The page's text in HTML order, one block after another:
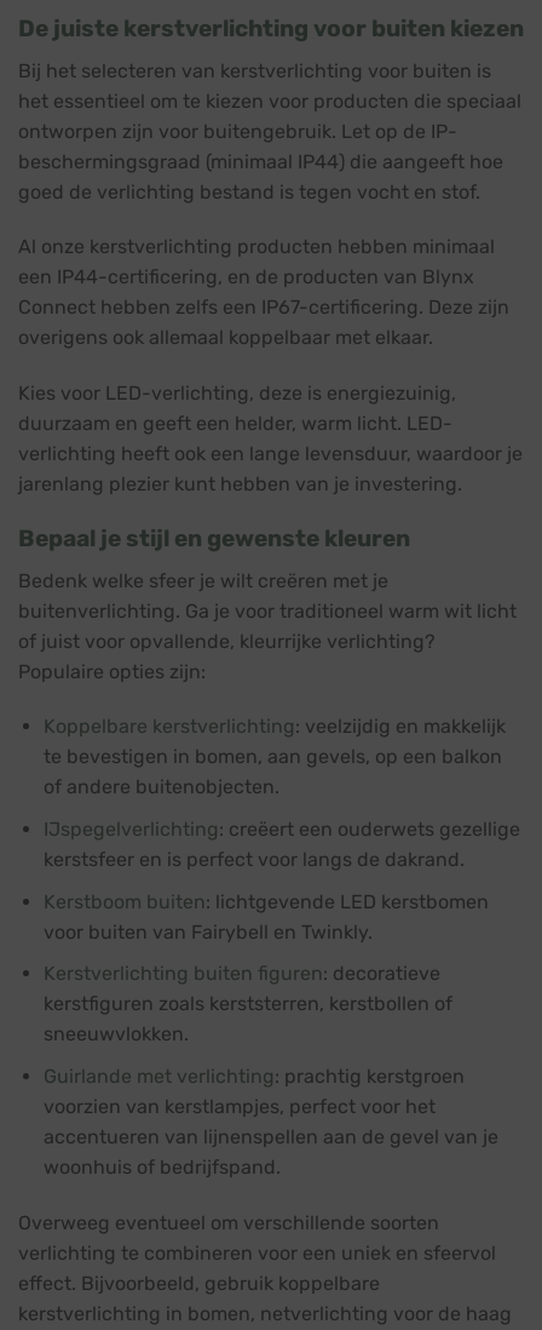
De juiste kerstverlichting voor buiten kiezen
Bij het selecteren van kerstverlichting voor buiten is
het essentieel om te kiezen voor producten die speciaal
ontworpen zijn voor buitengebruik. Let op de IP-
beschermingsgraad (minimaal IP44) die aangeeft hoe
goed de verlichting bestand is tegen vocht en stof.
Al onze kerstverlichting producten hebben minimaal
een IP44-certificering, en de producten van Blynx
Connect hebben zelfs een IP67-certificering. Deze zijn
overigens ook allemaal koppelbaar met elkaar.
Kies voor LED-verlichting, deze is energiezuinig,
duurzaam en geeft een helder, warm licht. LED-
verlichting heeft ook een lange levensduur, waardoor je
jarenlang plezier kunt hebben van je investering.
Bepaal je stijl en gewenste kleuren
Bedenk welke sfeer je wilt creëren met je
buitenverlichting. Ga je voor traditioneel warm wit licht
of juist voor opvallende, kleurrijke verlichting?
Populaire opties zijn:
Koppelbare kerstverlichting: veelzijdig en makkelijk
te bevestigen in bomen, aan gevels, op een balkon
of andere buitenobjecten.
IJspegelverlichting: creëert een ouderwets gezellige
kerstsfeer en is perfect voor langs de dakrand.
Kerstboom buiten: lichtgevende LED kerstbomen
voor buiten van Fairybell en Twinkly.
Kerstverlichting buiten figuren: decoratieve
kerstfiguren zoals kerststerren, kerstbollen of
sneeuwvlokken.
Guirlande met verlichting: prachtig kerstgroen
voorzien van kerstlampjes, perfect voor het
accentueren van lijnenspellen aan de gevel van je
woonhuis of bedrijfspand.
Overweeg eventueel om verschillende soorten
verlichting te combineren voor een uniek en sfeervol
effect. Bijvoorbeeld, gebruik koppelbare
kerstverlichting in bomen, netverlichting voor de haag